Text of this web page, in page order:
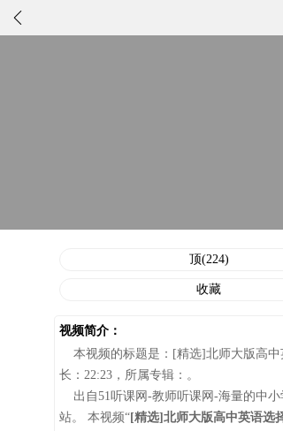
正在播放：[精选]北师大版高中英语选择
顶(224)
收藏
视频简介：
本视频的标题是：[精选]北师大版高中
长：22:23，所属专辑：。
出自51听课网-教师听课网-海量的中小
站。 本视频“[精选]北师大版高中英语选